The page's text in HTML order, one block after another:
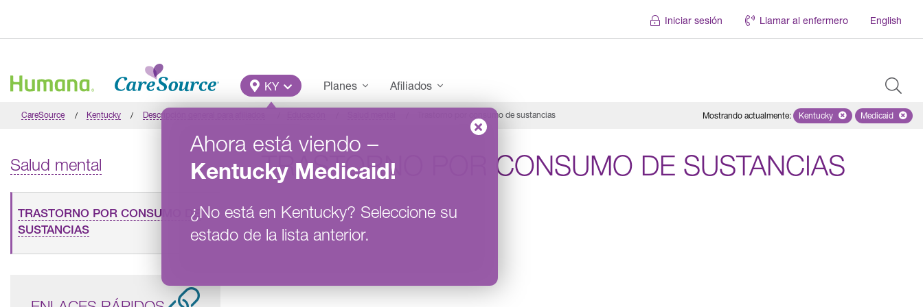
Iniciar sesión Llamar al enfermero English
Main Menu
KY
Ahora está viendo –
KentuckyMedicaid!
¿No está en Kentucky? Seleccione su
estado de la lista anterior.
Planes Afiliados
CareSource Kentucky Descripción general para afiliados Trastorno por consumo de sustancias Mostrando actualmente: Remove selected state
Kentucky Remove
Medicaid
Salud mental
TRASTORNO POR CONSUMO DE
SUSTANCIAS
TRASTORNO POR CONSUMO DE SUSTANCIAS